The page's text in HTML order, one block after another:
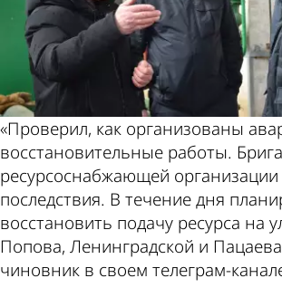
«Проверил, как организованы
восстановительные работы.
ресурсоснабжающей организации
последствия. В течение дня
восстановить подачу ресурса на
Попова, Ленинградской и
чиновник в своем телеграм-